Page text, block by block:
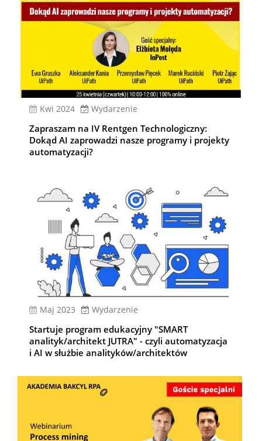
kwi 2024 Wydarzenie
Zapraszam na IV Rentgen Technologiczny:
Dokąd AI zaprowadzi nasze programy i projekty
automatyzacji?
Maj 2023 Wydarzenie
Startuje program edukacyjny "SMART
analityk/architekt JUTRA" - czyli automatyzacja
i AI w służbie analityków/architektów